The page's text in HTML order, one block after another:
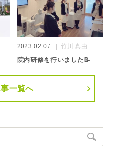
2023.02.07 竹川 真由
院内研修を行いました📝
一覧へ